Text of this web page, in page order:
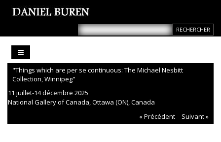
"Things which are per se continuous: The Michael Nesbitt
Collection, Winnipeg"
11 juillet-14 décembre 2025
National Gallery of Canada, Ottawa (ON), Canada
« Précédent
Suivant »